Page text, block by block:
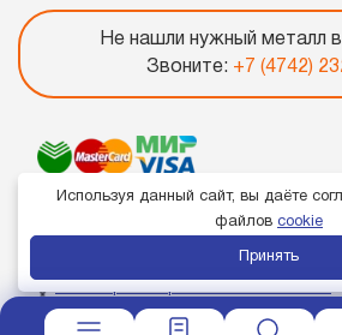
Не нашли нужный металл
Звоните: +7 (4742)
Член торгово-промышленной палаты
Используя данный сайт, вы даёте
файлов cookie
Принять